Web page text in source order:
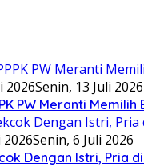
2026Senin, 13 Juli 2026
PW Meranti
2026Senin, 6 Juli 2026
Dengan Istri, Pria